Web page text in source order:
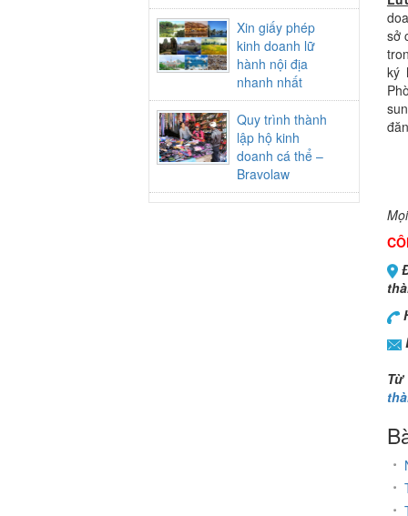
Xin giấy phép
kinh doanh lữ
hành nội địa
nhanh nhất
Quy trình thành
lập hộ kinh
doanh cá thể –
Bravolaw
sở
ký